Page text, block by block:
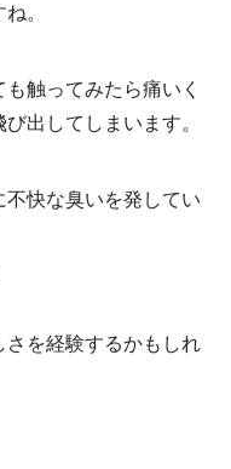
。
触ってみたら痛いく
出してしまいます。
不快な臭いを発してい
さを経験するかもしれ